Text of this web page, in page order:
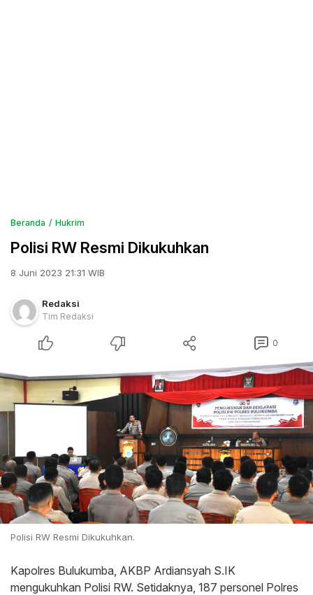
Beranda Hukrim
Polisi RW Resmi Dikukuhkan
8 Juni 2023 21:31 WIB
Redaksi
Tim Redaksi
0
Polisi RW Resmi Dikukuhkan.
Kapolres Bulukumba, AKBP Ardiansyah S.IK
mengukuhkan Polisi RW. Setidaknya, 187 personel Polres